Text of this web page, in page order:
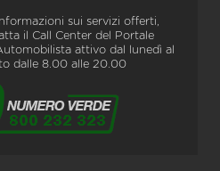
sui servizi offerti,
il Call Center del Portale
attivo dal lunedì al
dalle 8.00 alle 20.00